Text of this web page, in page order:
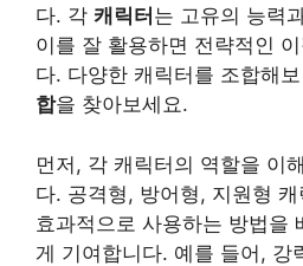
다. 각 캐릭터 는 고유의 능력
이를 잘 활용하면 전략적인
다. 다양한 캐릭터를 조합해
합을 찾아보세요.
먼저, 각 캐릭터의 역할을 이
다. 공격형, 방어형, 지원형
효과적으로 사용하는 방법을
게 기여합니다. 예를 들어, 강